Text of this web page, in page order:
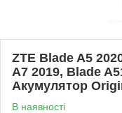
ZTE Blade A5
A7 2019, Blade
Акумулятор
В наявності